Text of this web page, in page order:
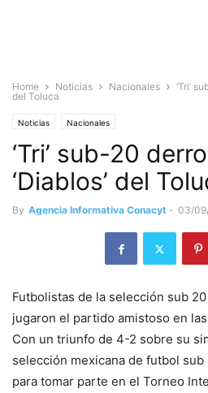
Home Noticias Nacionales
‘Tri’
del Toluca
Noticias Nacionales
‘Tri’ sub-20
‘Diablos’ del
By Agencia Informativa Conacyt - 03/
Futbolistas de la selección sub
jugaron el partido amistoso en
Con un triunfo de 4-2 sobre su
selección mexicana de futbol
para tomar parte en el Torneo